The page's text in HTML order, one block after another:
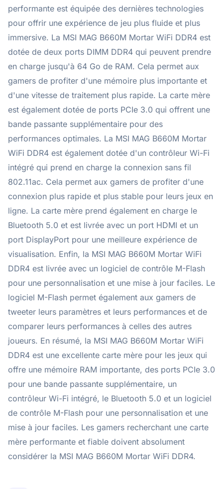
performante est équipée des dernières technologies
pour offrir une expérience de jeu plus fluide et plus
immersive. La MSI MAG B660M Mortar WiFi DDR4 est
dotée de deux ports DIMM DDR4 qui peuvent prendre
en charge jusqu'à 64 Go de RAM. Cela permet aux
gamers de profiter d'une mémoire plus importante et
d'une vitesse de traitement plus rapide. La carte mère
est également dotée de ports PCIe 3.0 qui offrent une
bande passante supplémentaire pour des
performances optimales. La MSI MAG B660M Mortar
WiFi DDR4 est également dotée d'un contrôleur Wi-Fi
intégré qui prend en charge la connexion sans fil
802.11ac. Cela permet aux gamers de profiter d'une
connexion plus rapide et plus stable pour leurs jeux en
ligne. La carte mère prend également en charge le
Bluetooth 5.0 et est livrée avec un port HDMI et un
port DisplayPort pour une meilleure expérience de
visualisation. Enfin, la MSI MAG B660M Mortar WiFi
DDR4 est livrée avec un logiciel de contrôle M-Flash
pour une personnalisation et une mise à jour faciles. Le
logiciel M-Flash permet également aux gamers de
tweeter leurs paramètres et leurs performances et de
comparer leurs performances à celles des autres
joueurs. En résumé, la MSI MAG B660M Mortar WiFi
DDR4 est une excellente carte mère pour les jeux qui
offre une mémoire RAM importante, des ports PCIe 3.0
pour une bande passante supplémentaire, un
contrôleur Wi-Fi intégré, le Bluetooth 5.0 et un logiciel
de contrôle M-Flash pour une personnalisation et une
mise à jour faciles. Les gamers recherchant une carte
mère performante et fiable doivent absolument
considérer la MSI MAG B660M Mortar WiFi DDR4.